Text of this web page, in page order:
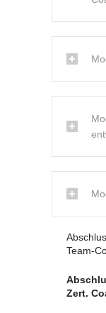
Team-
Zert.